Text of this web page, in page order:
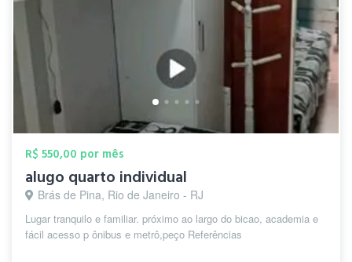
R$ 550,00 por mês
alugo quarto individual
Brás de Pina, Rio de Janeiro - RJ
Lugar tranquilo e familiar. próximo ao largo do bicao, academia e
fácil acesso p ônibus e metrô,peço Referências